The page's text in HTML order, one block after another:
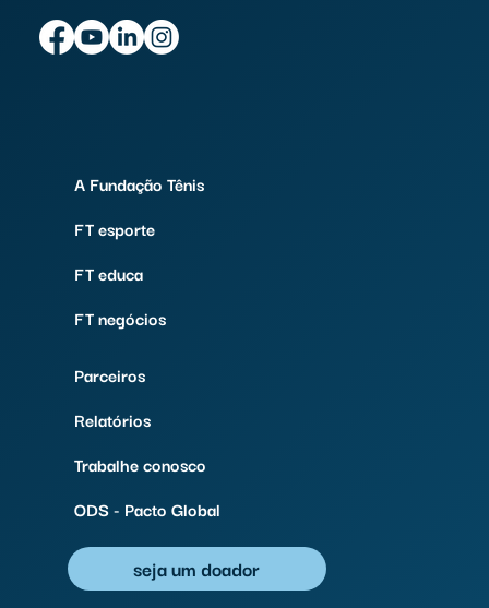
A Fundação Tênis
FT esporte
FT educa
FT negócios
Parceiros
Relatórios
Trabalhe conosco
ODS - Pacto Global
seja um doador